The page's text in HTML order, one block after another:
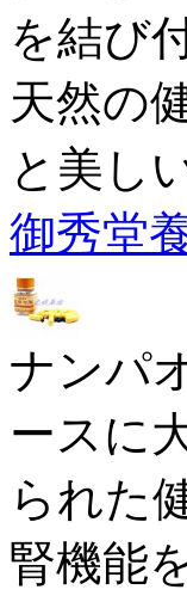
を結び
天然の
と美し
御秀堂
ナンパ
ースに
られた
腎機能